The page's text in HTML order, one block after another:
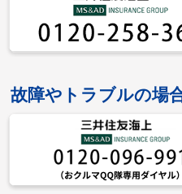
故障やトラブルの場